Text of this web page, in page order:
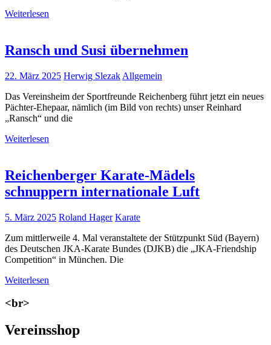
Weiterlesen
Ransch und Susi übernehmen
22. März 2025 Herwig Slezak Allgemein
Das Vereinsheim der Sportfreunde Reichenberg führt jetzt ein neues
Pächter-Ehepaar, nämlich (im Bild von rechts) unser Reinhard
„Ransch“ und die
Weiterlesen
Reichenberger Karate-Mädels
schnuppern internationale Luft
5. März 2025 Roland Hager Karate
Zum mittlerweile 4. Mal veranstaltete der Stützpunkt Süd (Bayern)
des Deutschen JKA-Karate Bundes (DJKB) die „JKA-Friendship
Competition“ in München. Die
Weiterlesen
<br>
Vereinsshop